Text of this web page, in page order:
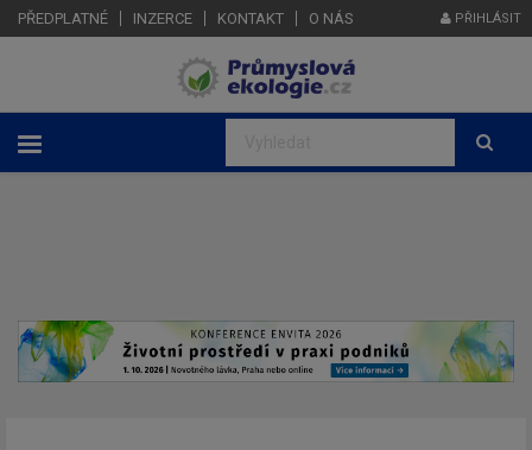
PŘEDPLATNÉ INZERCE KONTAKT O NÁS PŘIHLÁSIT